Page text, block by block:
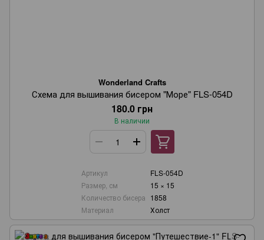
Wonderland Crafts
Схема для вышивания бисером "Море" FLS-054D
180.0 грн
В наличии
Артикул
FLS-054D
Размер, см
15 × 15
Количество бисера 1858
Материал
Холст